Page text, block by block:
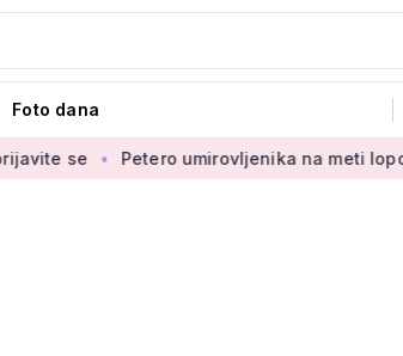
Foto dana
Petero umirovljenika na meti lopova: 'Koriste